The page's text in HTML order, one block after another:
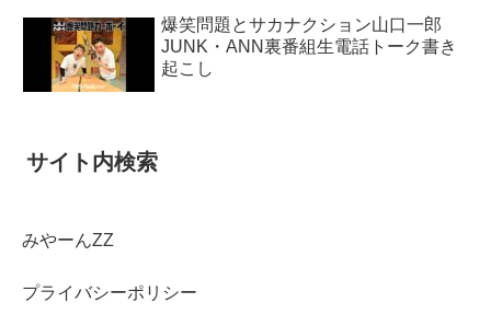
爆笑問題とサカナクション山口一郎
JUNK・ANN裏番組生電話トーク書き
起こし
サイト内検索
みやーんZZ
プライバシーポリシー